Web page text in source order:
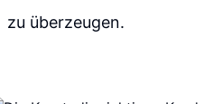
zu überzeugen.